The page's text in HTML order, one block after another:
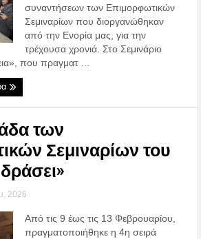
συναντήσεων των Επιμορφωτικών
Σεμιναρίων που διοργανώθηκαν
από την Ενορία μας, για την
τρέχουσα χρονιά. Στο Σεμινάριο
που πραγματ ...
των
Σεμιναρίων του
2026
Από τις 9 έως τις 13 Φεβρουαρίου,
πραγματοποιήθηκε η 4η σειρά